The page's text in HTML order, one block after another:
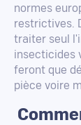
normes
restrictives.
traiter seul
insecticides
feront que
pièce voire